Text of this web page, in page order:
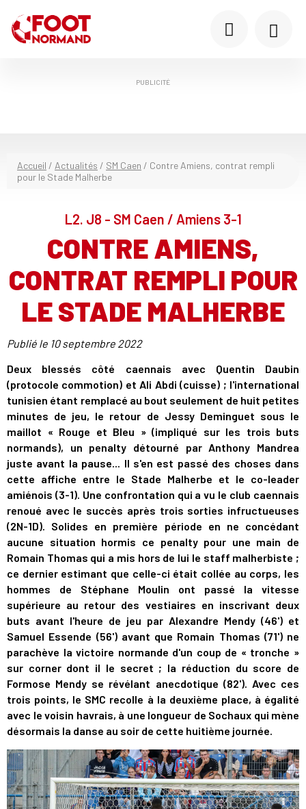
PUBLICITÉ
Accueil / Actualités / SM Caen / Contre Amiens, contrat rempli
pour le Stade Malherbe
L2. J8 - SM Caen / Amiens 3-1
CONTRE AMIENS,
CONTRAT REMPLI POUR
LE STADE MALHERBE
Publié le 10 septembre 2022
Deux blessés côté caennais avec Quentin Daubin
(protocole commotion) et Ali Abdi (cuisse) ; l'international
tunisien étant remplacé au bout seulement de huit petites
minutes de jeu, le retour de Jessy Deminguet sous le
maillot « Rouge et Bleu » (impliqué sur les trois buts
normands), un penalty détourné par Anthony Mandrea
juste avant la pause... Il s'en est passé des choses dans
cette affiche entre le Stade Malherbe et le co-leader
amiénois (3-1). Une confrontation qui a vu le club caennais
renoué avec le succès après trois sorties infructueuses
(2N-1D). Solides en première période en ne concédant
aucune situation hormis ce penalty pour une main de
Romain Thomas qui a mis hors de lui le staff malherbiste ;
ce dernier estimant que celle-ci était collée au corps, les
hommes de Stéphane Moulin ont passé la vitesse
supérieure au retour des vestiaires en inscrivant deux
buts avant l'heure de jeu par Alexandre Mendy (46') et
Samuel Essende (56') avant que Romain Thomas (71') ne
parachève la victoire normande d'un coup de « tronche »
sur corner dont il le secret ; la réduction du score de
Formose Mendy se révélant anecdotique (82'). Avec ces
trois points, le SMC recolle à la deuxième place, à égalité
avec le voisin havrais, à une longueur de Sochaux qui mène
désormais la danse au soir de cette huitième journée.